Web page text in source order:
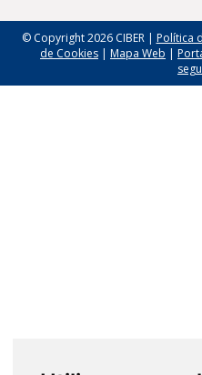
© Copyright 2026 CIBER | Política
de Cookies | Mapa Web |